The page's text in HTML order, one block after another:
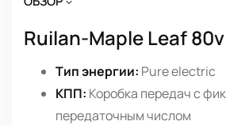
Ruilan-Maple Leaf
Тип энергии: Pure electric
КПП: Коробка передач с
передаточным числом